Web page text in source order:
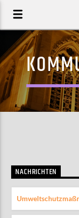
MYTH
NACHRICHTEN